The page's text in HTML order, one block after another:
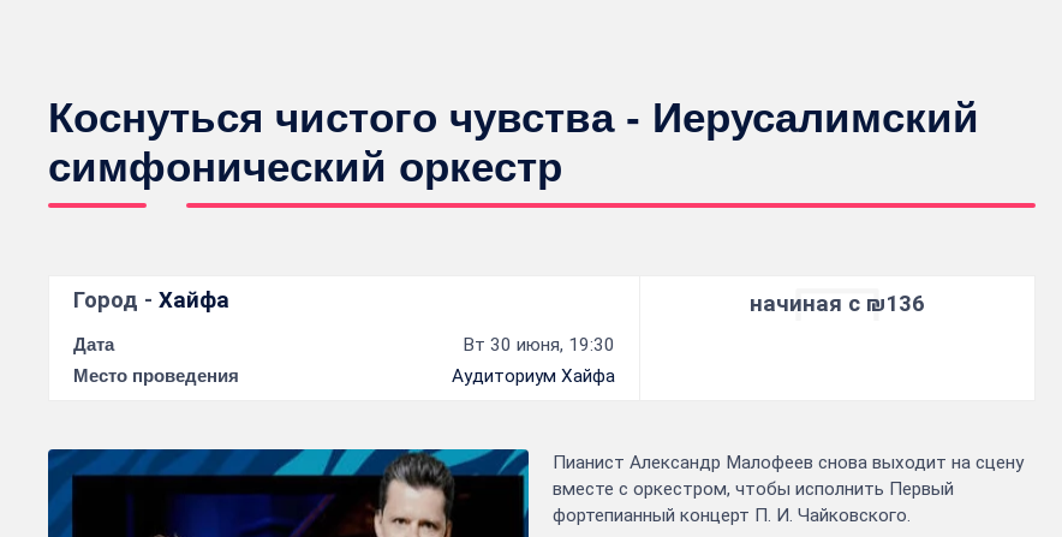
Коснуться чистого чувства - Иерусалимский
симфонический оркестр
Город - Хайфа
Дата Вт 30 июня, 19:30
Место проведения Аудиториум Хайфа
начиная с ₪136
Пианист Александр Малофеев снова выходит на сцену
вместе с оркестром, чтобы исполнить Первый
фортепианный концерт П. И. Чайковского.